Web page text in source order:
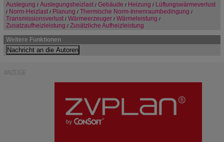
Auslegung / Auslegungsheizlast / Gebäude / Heizung / Lüftungswärmeverlust
/ Norm-Heizlast / Planung / Thermische Norm-Innenraumbedingung /
Transmissionsverlust / Wärmeerzeuger / Wärmeleistung /
Zusatzaufheizleistung / Zusätzliche Aufheizleistung
Weitere Funktionen